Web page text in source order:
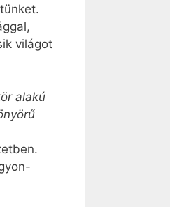
világot
alakú